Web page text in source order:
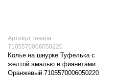
Артикул товара:
7105570006050220
Колье на шнурке Туфелька с
желтой эмалью и фианитами
Оранжевый 7105570006050220